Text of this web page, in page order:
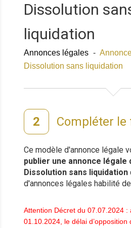
Dissolution
liquidation
Annonces légales -
Dissolution sans liquidation
Compléter
Ce modèle d'annonce légale
publier une annonce légale
Dissolution sans liquidation
d'annonces légales habilité
Attention Décret du 07.07.2024 :
01.10.2024, le délai d’opposition